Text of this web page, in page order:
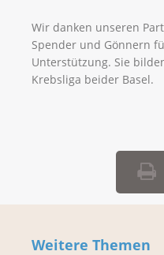
Wir danken unseren
Spender und Gönnern
Unterstützung. Sie
Krebsliga beider Basel.
Weitere Themen